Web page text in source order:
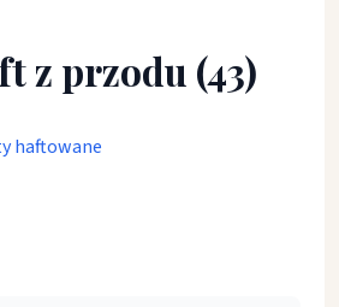
z przodu (43)
haftowane